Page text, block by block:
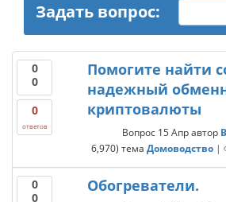
Задать вопрос:
0
0
0
ответов
Помогите найти
надежный
криптовалюты
Вопрос 15 Апр автор
6,970) тема Домоводство |
0
0
Обогреватели.